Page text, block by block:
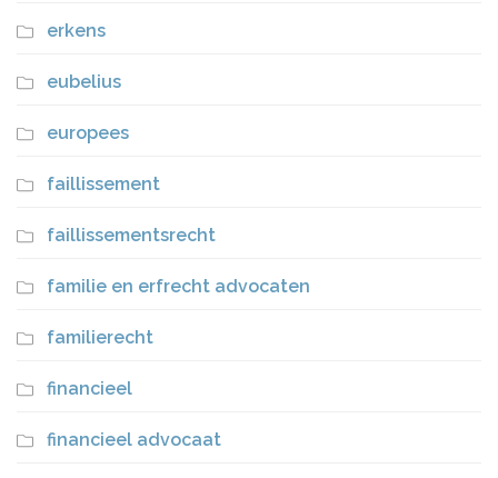
erkens
eubelius
europees
faillissement
faillissementsrecht
familie en erfrecht advocaten
familierecht
financieel
financieel advocaat